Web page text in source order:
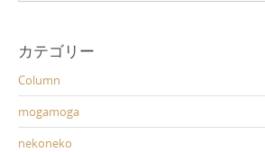
カテゴリー
Column
mogamoga
nekoneko